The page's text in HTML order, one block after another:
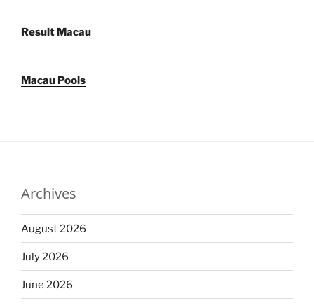
Result Macau
Macau Pools
Archives
August 2026
July 2026
June 2026